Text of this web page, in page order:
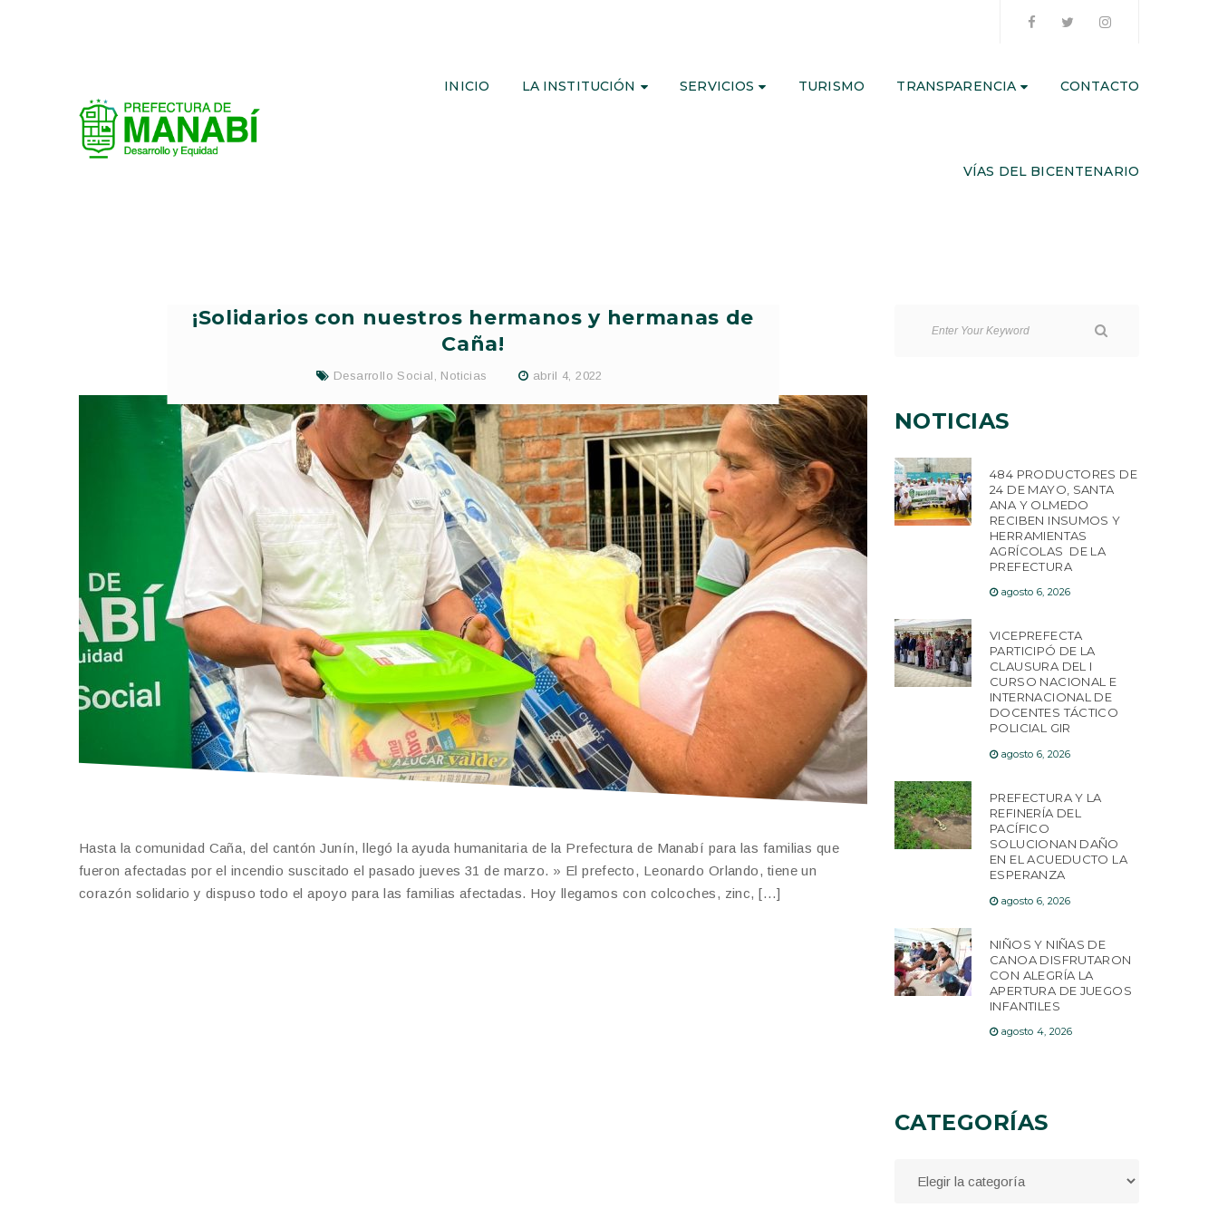
INICIO LA INSTITUCIÓN SERVICIOS TURISMO TRANSPARENCIA CONTACTO
VÍAS DEL BICENTENARIO
¡Solidarios con nuestros hermanos y hermanas de
Caña!
Desarrollo Social , Noticias abril 4, 2022
Hasta la comunidad Caña, del cantón Junín, llegó la ayuda humanitaria de la Prefectura de Manabí para las familias que
fueron afectadas por el incendio suscitado el pasado jueves 31 de marzo. » El prefecto, Leonardo Orlando, tiene un
corazón solidario y dispuso todo el apoyo para las familias afectadas. Hoy llegamos con colcoches, zinc, […]
NOTICIAS
484 PRODUCTORES DE
24 DE MAYO, SANTA
ANA Y OLMEDO
RECIBEN INSUMOS Y
HERRAMIENTAS
AGRÍCOLAS DE LA
PREFECTURA
agosto 6, 2026
VICEPREFECTA
PARTICIPÓ DE LA
CLAUSURA DEL I
CURSO NACIONAL E
INTERNACIONAL DE
DOCENTES TÁCTICO
POLICIAL GIR
agosto 6, 2026
PREFECTURA Y LA
REFINERÍA DEL
PACÍFICO
SOLUCIONAN DAÑO
EN EL ACUEDUCTO LA
ESPERANZA
agosto 6, 2026
NIÑOS Y NIÑAS DE
CANOA DISFRUTARON
CON ALEGRÍA LA
APERTURA DE JUEGOS
INFANTILES
agosto 4, 2026
CATEGORÍAS